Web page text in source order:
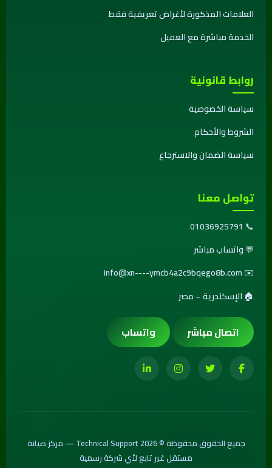
العلامات المذكورة لأغراض تعريفية فقط
الخدمة مباشرة مع العميل
روابط قانونية
سياسة الخصوصية
الشروط والأحكام
سياسة الضمان والاسترجاع
تواصل معنا
📞
01036925791
💬واتساب مباشر
✉️
info@xn----ymcb4a2c9bqego8b.com
🏠 الإسكندرية – مصر
اتصال مباشر واتساب
جميع الحقوق محفوظة © 2026 Technical Support — مركز صيانة
مستقل غير تابع لأي شركة رسمية